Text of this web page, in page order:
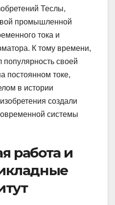
Теслы,
промышленной
тока и
К тому времени,
популярность своей
постоянном токе,
в истории
создали
системы
работа и